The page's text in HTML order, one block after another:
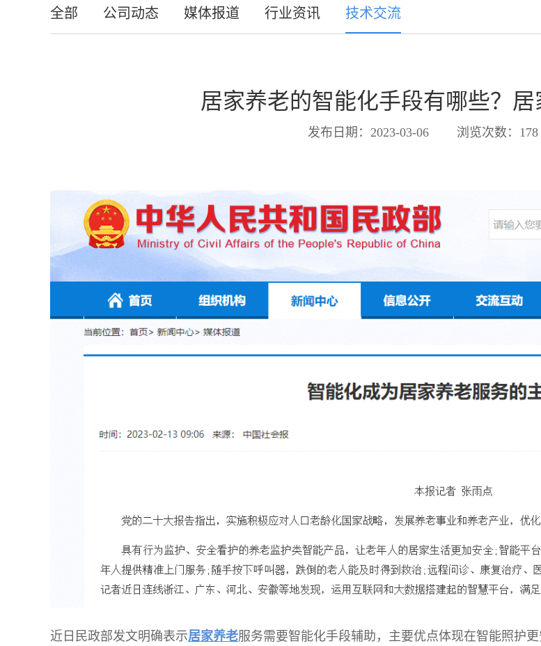
全部 公司动态 媒体报道 行业资讯 技术交流
居家养老的智能化手段有哪些？
发布日期：2023-03-06 浏览次数：178
近日民政部发文明确表示居家养老服务需要智能化手段辅助，主要优点体现在智能照护